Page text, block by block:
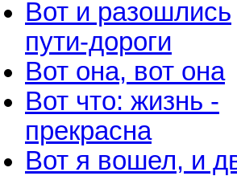
Вот и разошлись
пути-дороги
Вот она, вот она
Вот что: жизнь -
прекрасна
Вот я вошел, и